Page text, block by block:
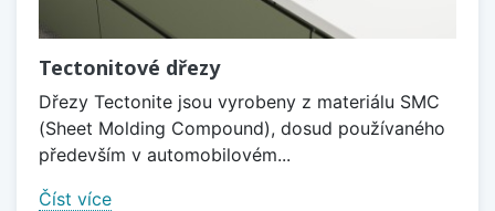
Tectonitové dřezy
Dřezy Tectonite jsou vyrobeny z materiálu SMC
(Sheet Molding Compound), dosud používaného
především v automobilovém...
Číst více